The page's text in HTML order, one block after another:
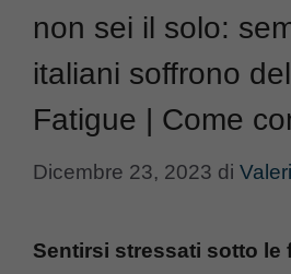
non sei il solo:
italiani soffrono
Fatigue | Come
Dicembre 23, 2023 di
Sentirsi stressati sotto le